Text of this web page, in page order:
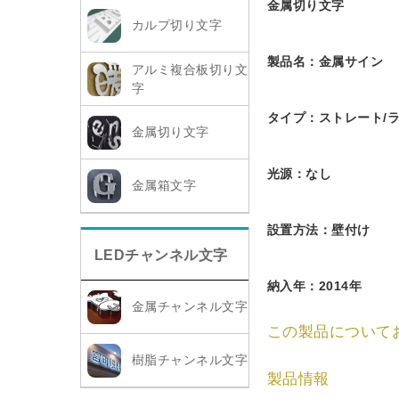
カルプ切り文字
アルミ複合板切り文
字
金属切り文字
金属箱文字
LEDチャンネル文字
金属チャンネル文字
樹脂チャンネル文字
金属切り文字
製品名：金属サイン
タイプ：ストレート/
光源：なし
設置方法：壁付け
納入年：2014年
この製品について
製品情報